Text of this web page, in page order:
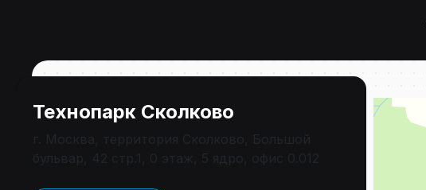
Технопарк Сколково